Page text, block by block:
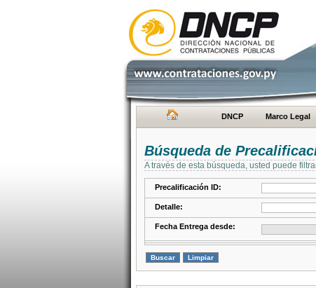
DNCP Marco Legal
Búsqueda de
A través de esta búsqueda, usted puede
Precalificación ID:
Detalle:
Fecha Entrega desde: